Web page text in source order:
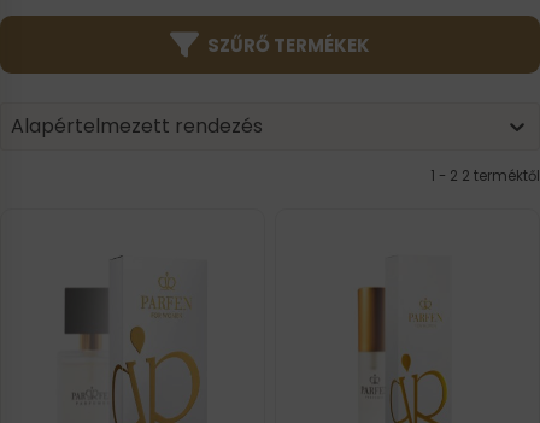
SZŰRŐ TERMÉKEK
Product | Sorting
Sort content
Alapértelmezett rendezés
Sort content
1 - 2 2 terméktől